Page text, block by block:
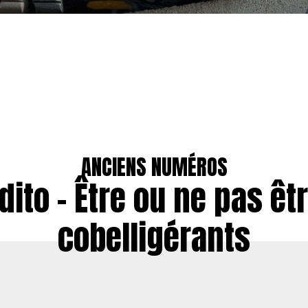
ANCIENS NUMÉROS
– Être ou ne pas
cobelligérants